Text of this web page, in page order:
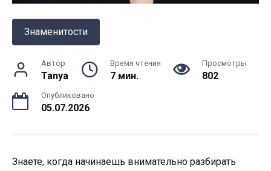
Знаменитости
Автор
Tanya
Время чтения
7 мин.
Просмотры
802
Опубликовано
05.07.2026
Знаете, когда начинаешь внимательно разбирать